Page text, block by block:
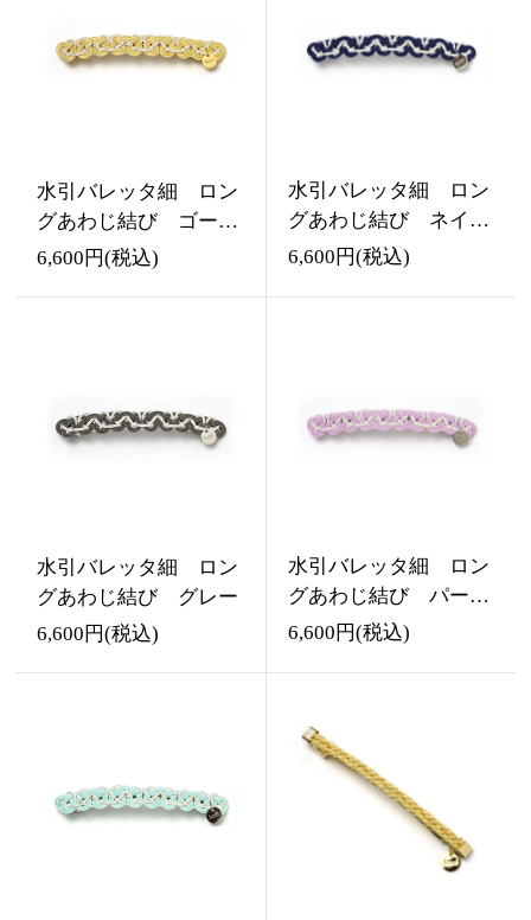
水引バレッタ細 ロン
グあわじ結び ゴール
ド
6,600円(税込)
水引バレッタ細 ロン
グあわじ結び ネイビ
ー
6,600円(税込)
水引バレッタ細 ロン
グあわじ結び グレー
6,600円(税込)
水引バレッタ細 ロン
グあわじ結び パープ
ル（fuji）
6,600円(税込)